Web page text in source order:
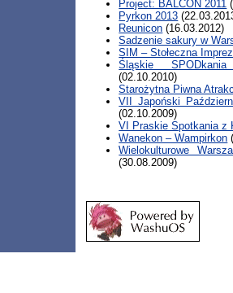
Project: BALCON 2011
Pyrkon 2013
Reunicon (16.03.2012)
Sadzenie sakury w
SIM – Stołeczna
Śląskie
(02.10.2010)
Starożytna Piwna
VII Japoński
(02.10.2009)
VI Praskie Spotkania z
Wanekon – Wampirkon
Wielokulturowe
(30.08.2009)